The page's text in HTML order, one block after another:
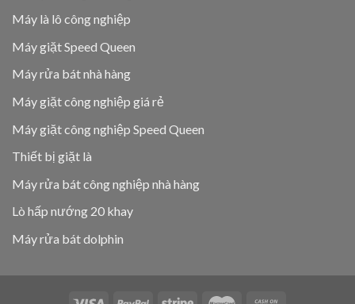
Máy là lô công nghiệp
Máy giặt Speed Queen
Máy rửa bát nhà hàng
Máy giặt công nghiệp giá rẻ
Máy giặt công nghiệp Speed Queen
Thiết bị giặt là
Máy rửa bát công nghiệp nhà hàng
Lò hấp nướng 20 khay
Máy rửa bát dolphin